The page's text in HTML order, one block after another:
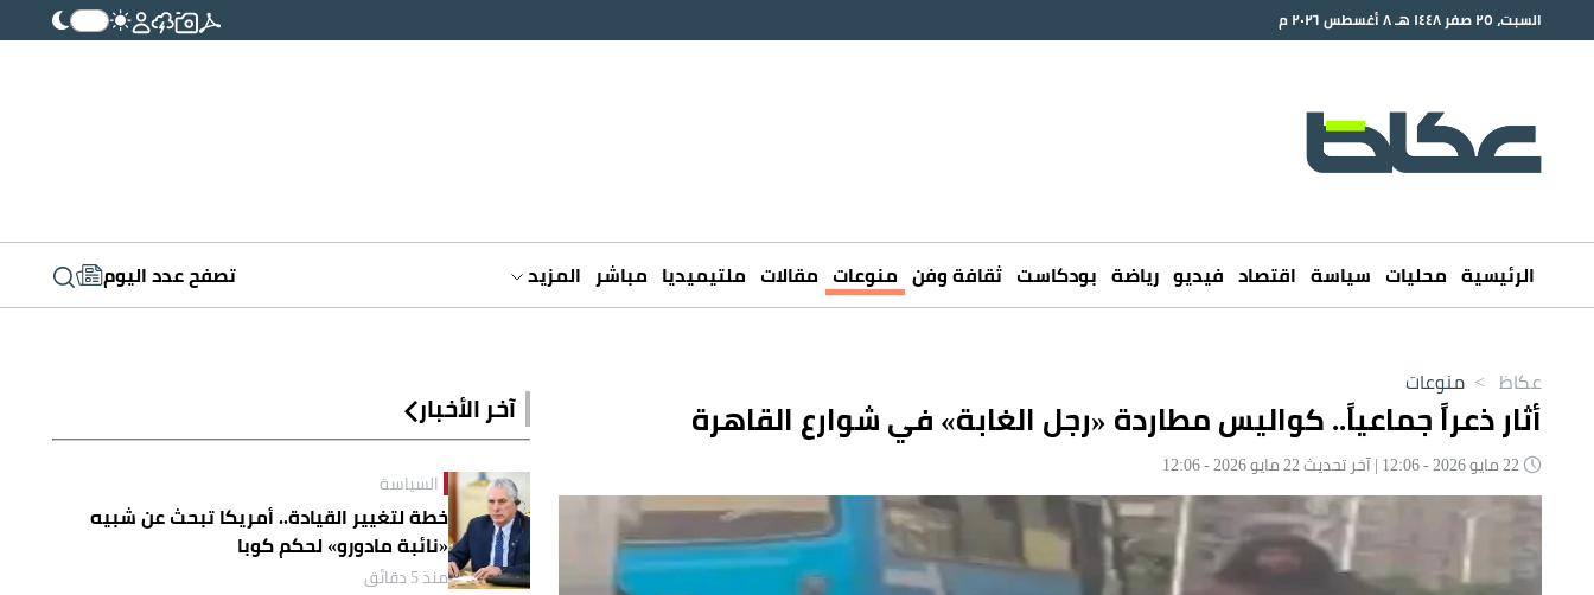
السبت، ٢٥ صفر ١٤٤٨ هـ ٨ أغسطس ٢٠٢٦ م
الرئيسية محليات سياسة اقتصاد فيديو رياضة بودكاست ثقافة وفن منوعات مقالات ملتيميديا مباشر المزيد تصفح عدد اليوم
عكاظ > منوعات
أثار ذعراً جماعياً.. كواليس مطاردة «رجل الغابة» في شوارع القاهرة آخر الأخبار
السياسة
خطة لتغيير القيادة.. أمريكا تبحث عن شبيه
«نائبة مادورو» لحكم كوبا
منذ 5 دقائق